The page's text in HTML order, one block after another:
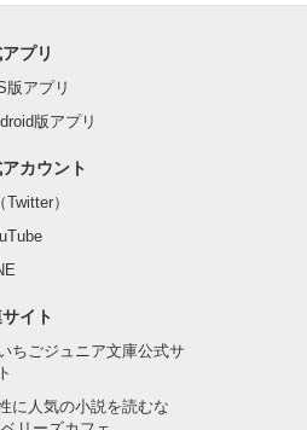
プリ
版アプリ
版アプリ
カウント
Twitter）
イト
ちごジュニア文庫公式サ
に人気の小説を読むな